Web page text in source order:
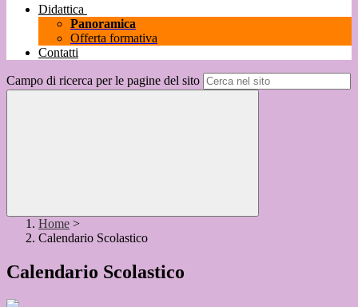
Didattica
Panoramica
Offerta formativa
Contatti
Campo di ricerca per le pagine del sito
Home >
Calendario Scolastico
Calendario Scolastico